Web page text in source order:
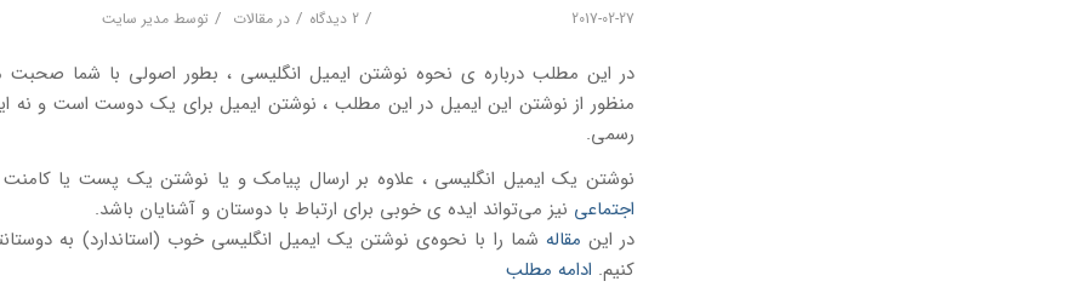
2017-02-27
/ 2 دیدگاه / در مقالات / توسط مدیر سایت
در این مطلب درباره ی نحوه نوشتن ایمیل انگلیسی ، بطور اصولی با شما صحبت
منظور از نوشتن این ایمیل در این مطلب ، نوشتن ایمیل برای یک دوست است و نه
رسمی.
نوشتن یک ایمیل انگلیسی ، علاوه بر ارسال پیامک و یا نوشتن یک پست یا
اجتماعی نیز می‌تواند ایده ی خوبی برای ارتباط با دوستان و آشنایان باشد.
در این مقاله شما را با نحوه‌ی نوشتن یک ایمیل انگلیسی خوب (استاندارد) به
کنیم. ادامه مطلب